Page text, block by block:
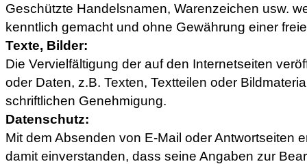
Geschützte Handelsnamen, Warenzeichen usw.
kenntlich gemacht und ohne Gewährung einer
Texte, Bilder:
Die Vervielfältigung der auf den Internetseiten
oder Daten, z.B. Texten, Textteilen oder
schriftlichen Genehmigung.
Datenschutz:
Mit dem Absenden von E-Mail oder Antwortseiten
damit einverstanden, dass seine Angaben zur